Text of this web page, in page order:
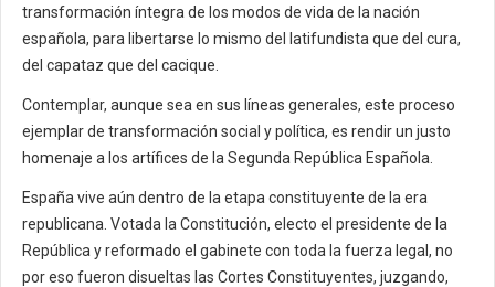
transformación íntegra de los modos de vida de la nación
española, para libertarse lo mismo del latifundista que del cura,
del capataz que del cacique.
Contemplar, aunque sea en sus líneas generales, este proceso
ejemplar de transformación social y política, es rendir un justo
homenaje a los artífices de la Segunda República Española.
España vive aún dentro de la etapa constituyente de la era
republicana. Votada la Constitución, electo el presidente de la
República y reformado el gabinete con toda la fuerza legal, no
por eso fueron disueltas las Cortes Constituyentes, juzgando,